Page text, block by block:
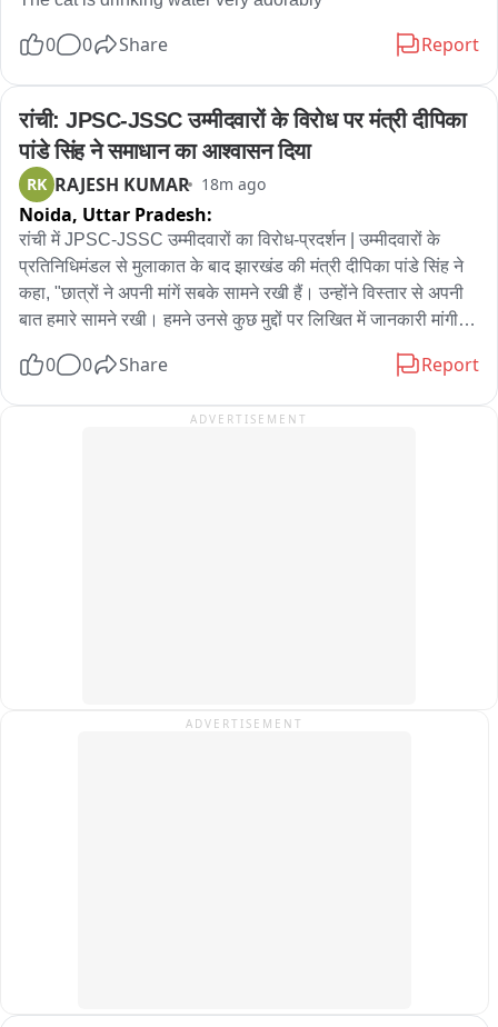
0 0 Share Report
रांची: JPSC-JSSC उम्मीदवारों के विरोध पर मंत्री दीपिका
पांडे सिंह ने समाधान का आश्वासन दिया
RK RAJESH KUMAR 18m ago
Noida, Uttar Pradesh:
रांची में JPSC-JSSC उम्मीदवारों का विरोध-प्रदर्शन | उम्मीदवारों के
प्रतिनिधिमंडल से मुलाकात के बाद झारखंड की मंत्री दीपिका पांडे सिंह ने
कहा, "छात्रों ने अपनी मांगें सबके सामने रखी हैं। उन्होंने विस्तार से अपनी
बात हमारे सामने रखी। हमने उनसे कुछ मुद्दों पर लिखित में जानकारी मांगी
मुख्यमंत्री के सामने रखे हैं। जल्द ही इसका समाधान निकल आएगा..."
0 0 Share Report
ADVERTISEMENT
ADVERTISEMENT